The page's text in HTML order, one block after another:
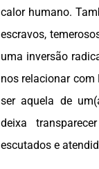
calor humano.
escravos,
uma inversão
nos relacionar com
ser aquela de
deixa
escutados e